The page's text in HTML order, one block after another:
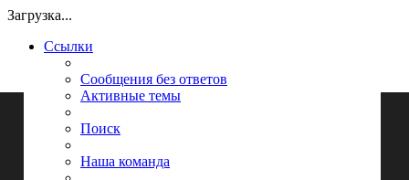
Загрузка...
Ссылки
Сообщения без ответов
Активные темы
Поиск
Наша команда